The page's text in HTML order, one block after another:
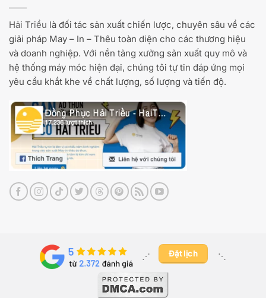
Hải Triều là đối tác sản xuất chiến lược, chuyên sâu về các
giải pháp May – In – Thêu toàn diện cho các thương hiệu
và doanh nghiệp. Với nền tảng xưởng sản xuất quy mô và
hệ thống máy móc hiện đại, chúng tôi tự tin đáp ứng mọi
yêu cầu khắt khe về chất lượng, số lượng và tiến độ.
⋰ ​ Đặt lịch ⋱